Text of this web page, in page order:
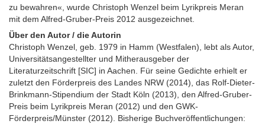
zu bewahren«, wurde Christoph Wenzel beim Lyrikpreis Meran
mit dem Alfred-Gruber-Preis 2012 ausgezeichnet.
Über den Autor / die Autorin
Christoph Wenzel, geb. 1979 in Hamm (Westfalen), lebt als Autor,
Universitätsangestellter und Mitherausgeber der
Literaturzeitschrift [SIC] in Aachen. Für seine Gedichte erhielt er
zuletzt den Förderpreis des Landes NRW (2014), das Rolf-Dieter-
Brinkmann-Stipendium der Stadt Köln (2013), den Alfred-Gruber-
Preis beim Lyrikpreis Meran (2012) und den GWK-
Förderpreis/Münster (2012). Bisherige Buchveröffentlichungen: